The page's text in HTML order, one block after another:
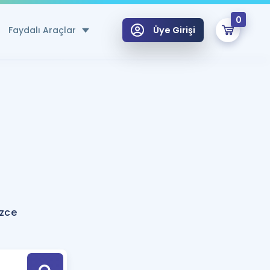
Faydalı Araçlar
Hesaplama Aracı
için Öneriler
Tek Takvimde
Üye Girişi
0